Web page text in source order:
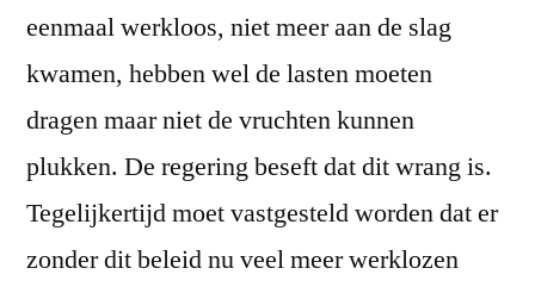
eenmaal werkloos, niet meer aan de slag
kwamen, hebben wel de lasten moeten
dragen maar niet de vruchten kunnen
plukken. De regering beseft dat dit wrang is.
Tegelijkertijd moet vastgesteld worden dat er
zonder dit beleid nu veel meer werklozen